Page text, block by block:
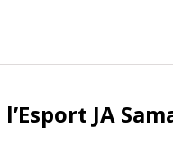
JA